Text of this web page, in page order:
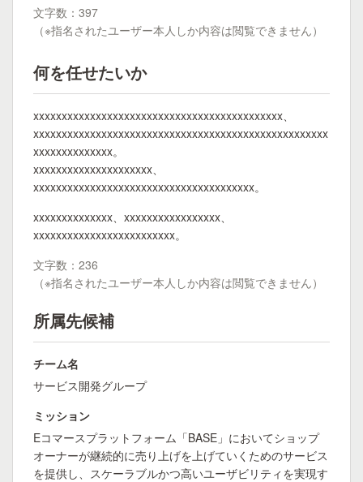
文字数：397
（※指名されたユーザー本人しか内容は閲覧できません）
何を任せたいか
xxxxxxxxxxxxxxxxxxxxxxxxxxxxxxxxxxxxxxxxxxxx、
xxxxxxxxxxxxxxxxxxxxxxxxxxxxxxxxxxxxxxxxxxxxxxxxxxxx
xxxxxxxxxxxxxx。
xxxxxxxxxxxxxxxxxxxxx、
xxxxxxxxxxxxxxxxxxxxxxxxxxxxxxxxxxxxxxx。
xxxxxxxxxxxxxx、xxxxxxxxxxxxxxxxx、
xxxxxxxxxxxxxxxxxxxxxxxxx。
文字数：236
（※指名されたユーザー本人しか内容は閲覧できません）
所属先候補
チーム名
サービス開発グループ
ミッション
Eコマースプラットフォーム「BASE」においてショップ
オーナーが継続的に売り上げを上げていくためのサービス
を提供し、スケーラブルかつ高いユーザビリティを実現す